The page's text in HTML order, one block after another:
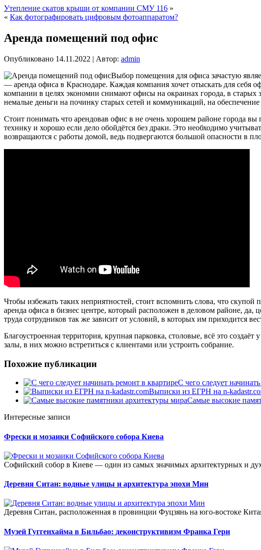
Утепление скатов крыши от компании СМУ 116 »
« Как фотографировать цифровым фотоаппаратом?
Аренда помещений под офис
Опубликовано 14.11.2022 | Автор: admin
Выбор помещения для офиса зачастую
— аренда офиса в Краснодаре. Каждая компания хочет отыскать для себя
компании в целях экономии снимают офисы на окраинах города, в старых
немалые деньги на починку старых сетей и коммуникаций, на обеспечение
Стоит понимать что арендовав офис в не очень хорошем районе города
технику и хорошо если дело обойдётся без драки. Это необходимо
возвращаются с работы домой, ведь подвергаются большой опасности в
Чтобы избежать таких неприятностей, стоит вспомнить слова, что
аренда офиса в бизнес центре, который расположен в деловом районе, да,
труда сотрудников так же зависит от условий, в которых им приходится
Благоустроенная территория, крупная парковка, столовые, всё это
залы, в них можно встретиться с клиентами или устроить собрание.
Похожие публикации
С чего следует
Выписки из ЕГРН на n-
Самые высокие
Интересные записи
Фрески и мозаики Софийского собора Киева
Софийский собор в Киеве — один из самых значимых архитектурных и
Деревня Ситан: водные улицы и архитектура эпохи Мин
Деревня Ситан, расположенная в провинции Фуцзянь на юго-востоке
Музей Гуггенхайма в Бильбао: деконструктивизм Франка Гери